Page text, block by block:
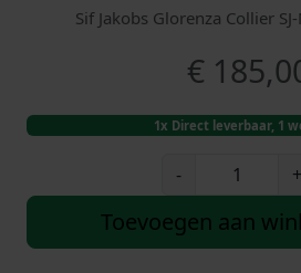
Sif Jakobs Glorenza Collier
€
1x Direct leverbaar, 1
- +
Toevoegen aan